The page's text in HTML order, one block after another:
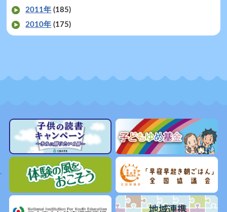
2011年 (185)
2010年 (175)